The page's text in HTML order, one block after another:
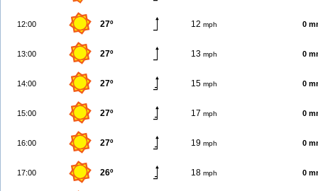
12:00 27º 12 mph 0
13:00 27º 13 mph 0
14:00 27º 15 mph 0
15:00 27º 17 mph 0
16:00 27º 19 mph 0
17:00 26º 18 mph 0